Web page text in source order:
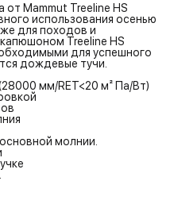
от Mammut Treeline HS
использования осенью
для походов и
Treeline HS
для успешного
дождевые тучи.
мм/RET<20 м² Па/Вт)
молнии.